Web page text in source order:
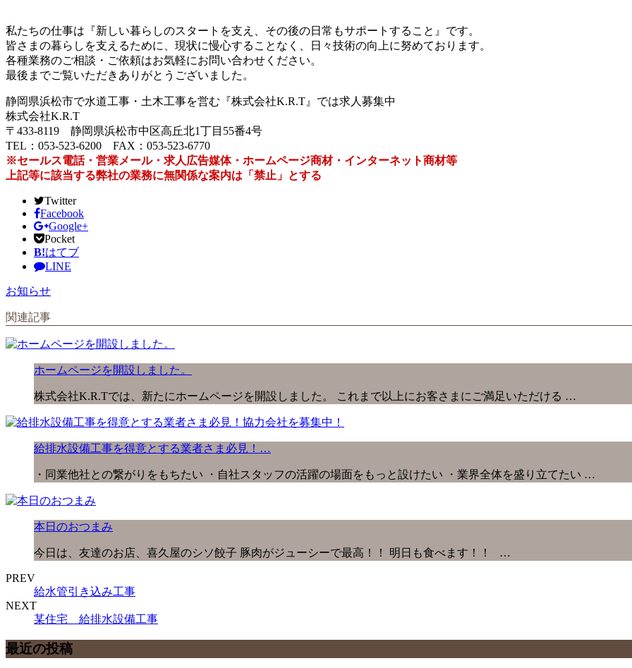
私たちの仕事は『新しい暮らしのスタートを支え、その後の日常もサポートすること』です。
皆さまの暮らしを支えるために、現状に慢心することなく、日々技術の向上に努めております。
各種業務のご相談・ご依頼はお気軽にお問い合わせください。
最後までご覧いただきありがとうございました。
静岡県浜松市で水道工事・土木工事を営む『株式会社K.R.T』では求人募集中
株式会社K.R.T
〒433-8119 静岡県浜松市中区高丘北1丁目55番4号
TEL：053-523-6200 FAX：053-523-6770
※セールス電話・営業メール・求人広告媒体・ホームページ商材・インターネット商材等
上記等に該当する弊社の業務に無関係な案内は「禁止」とする
Twitter
Facebook
Google+
Pocket
B!はてブ
LINE
お知らせ
関連記事
ホームページを開設しました。
株式会社K.R.Tでは、新たにホームページを開設しました。 これまで以上にお客さまにご満足いただける …
給排水設備工事を得意とする業者さま必見！…
・同業他社との繋がりをもちたい ・自社スタッフの活躍の場面をもっと設けたい ・業界全体を盛り立てたい …
本日のおつまみ
今日は、友達のお店、喜久屋のシソ餃子 豚肉がジューシーで最高！！ 明日も食べます！！ …
PREV
給水管引き込み工事
NEXT
某住宅 給排水設備工事
最近の投稿